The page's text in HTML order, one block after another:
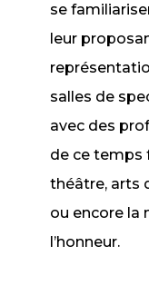
se
leur
salles de
avec des
de ce temps
théâtre, arts
ou encore la
l’honneur.